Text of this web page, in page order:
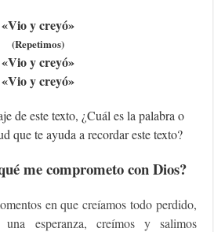
«Vio y creyó»
(Repetimos)
«Vio y creyó»
«Vio y creyó»
de este texto, ¿Cuál es la palabra o
que te ayuda a recordar este texto?
me comprometo con Dios?
en que creíamos todo perdido,
esperanza, creímos y salimos